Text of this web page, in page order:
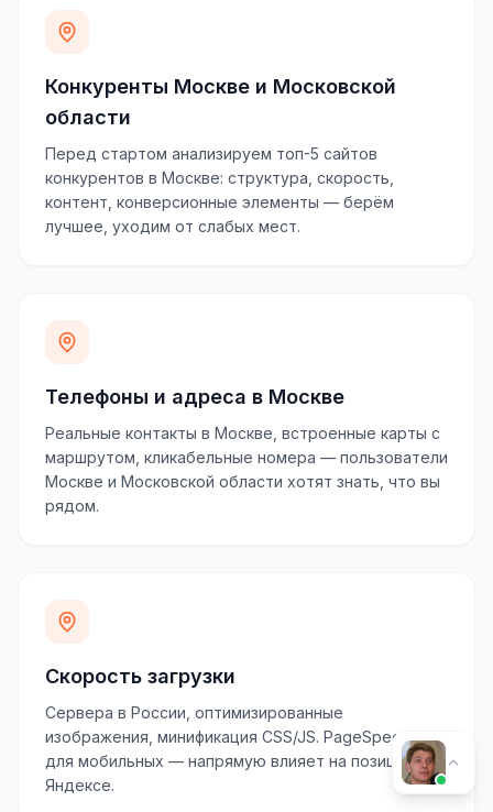
Конкуренты Москве и Московской
области
Перед стартом анализируем топ-5 сайтов
конкурентов в Москве: структура, скорость,
контент, конверсионные элементы — берём
лучшее, уходим от слабых мест.
Телефоны и адреса в Москве
Реальные контакты в Москве, встроенные карты с
маршрутом, кликабельные номера — пользователи
Москве и Московской области хотят знать, что вы
рядом.
Скорость загрузки
Сервера в России, оптимизированные
изображения, минификация CSS/JS. PageSpeed 70+
для мобильных — напрямую влияет на позиции в
Яндексе.